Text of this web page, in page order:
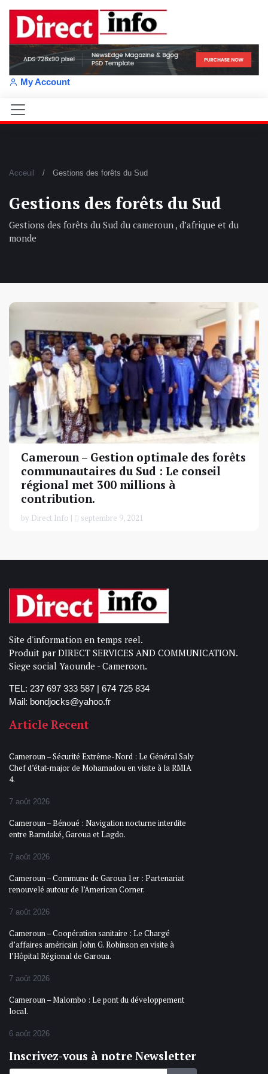
My Account
Acceuil Gestions des forêts du Sud
Gestions des forêts du Sud
Gestions des forêts du Sud du cameroun , d’afrique et du
monde
Cameroun – Gestion optimale des forêts
communautaires du Sud : Le conseil
régional met 300 millions à
contribution.
by Direct Info | septembre 9, 2021
Site d'information en temps reel.
Produit par DIRECT SERVICES AND COMMUNICATION.
Siege social Yaounde - Cameroon.
TEL: 237 697 333 587 | 674 725 834
Mail: bondjocks@yahoo.fr
Article Recent
Cameroun – Sécurité Extrême-Nord : Le Général Saly
Chef d’état-major de Mohamadou en visite à la RMIA
4.
7 août 2026
Cameroun – Bénoué : Navigation nocturne interdite
entre Barndaké, Garoua et Lagdo.
7 août 2026
Cameroun – Commune de Garoua 1er : Partenariat
renouvelé autour de l’American Corner.
7 août 2026
Cameroun – Coopération sanitaire : Le Chargé
d’affaires américain John G. Robinson en visite à
l’Hôpital Régional de Garoua.
7 août 2026
Cameroun – Malombo : Le pont du développement
local.
6 août 2026
Inscrivez-vous à notre Newsletter